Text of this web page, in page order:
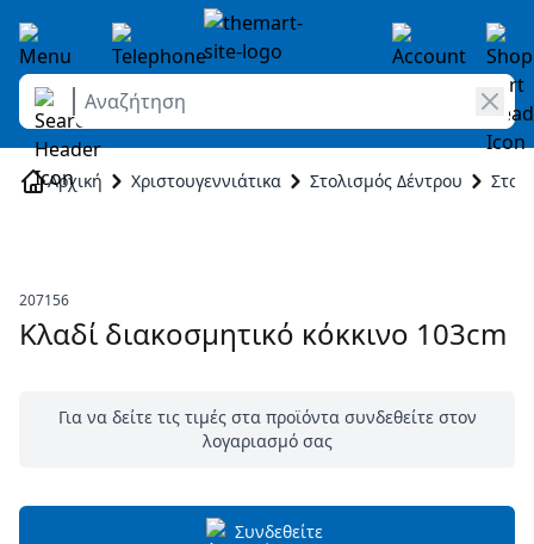
Skip to Content
Αναζήτηση
Αρχική Χριστουγεννιάτικα Στολισμός Δέντρου
207156
Κλαδί διακοσμητικό κόκκινο 103cm
Για να δείτε τις τιμές στα προϊόντα συνδεθείτε στον
λογαριασμό σας
Συνδεθείτε